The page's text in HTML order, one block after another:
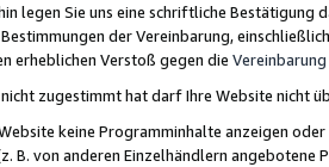
legen Sie uns eine schriftliche
der Vereinbarung,
erheblichen Verstoß gegen die Vereinbarung
zugestimmt hat darf Ihre Website nicht
keine Programminhalte anzeigen
B. von anderen Einzelhändlern